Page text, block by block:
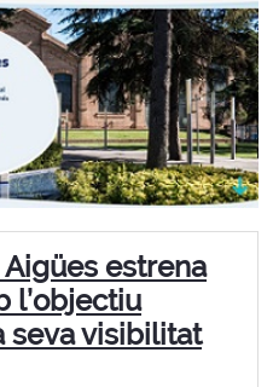
estrena
l’objectiu
seva visibilitat